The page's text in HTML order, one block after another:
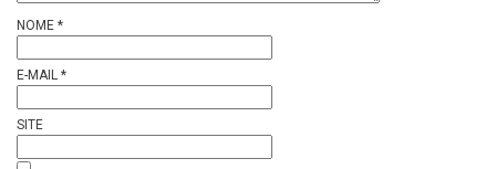
NOME *
E-MAIL *
SITE